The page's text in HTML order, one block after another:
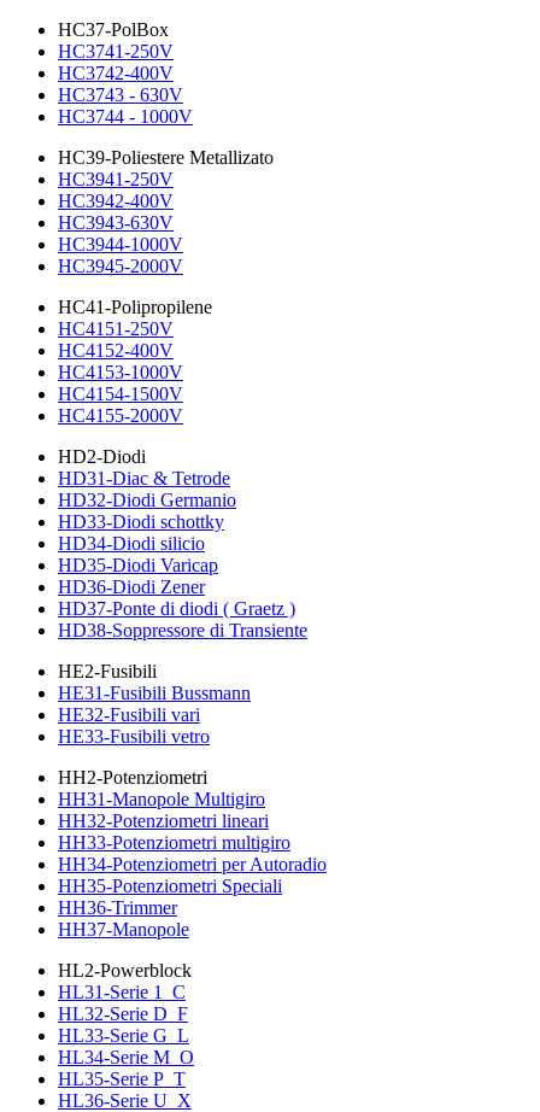
HC37-PolBox
HC3741-250V
HC3742-400V
HC3743 - 630V
HC3744 - 1000V
HC39-Poliestere Metallizato
HC3941-250V
HC3942-400V
HC3943-630V
HC3944-1000V
HC3945-2000V
HC41-Polipropilene
HC4151-250V
HC4152-400V
HC4153-1000V
HC4154-1500V
HC4155-2000V
HD2-Diodi
HD31-Diac & Tetrode
HD32-Diodi Germanio
HD33-Diodi schottky
HD34-Diodi silicio
HD35-Diodi Varicap
HD36-Diodi Zener
HD37-Ponte di diodi ( Graetz )
HD38-Soppressore di Transiente
HE2-Fusibili
HE31-Fusibili Bussmann
HE32-Fusibili vari
HE33-Fusibili vetro
HH2-Potenziometri
HH31-Manopole Multigiro
HH32-Potenziometri lineari
HH33-Potenziometri multigiro
HH34-Potenziometri per Autoradio
HH35-Potenziometri Speciali
HH36-Trimmer
HH37-Manopole
HL2-Powerblock
HL31-Serie 1_C
HL32-Serie D_F
HL33-Serie G_L
HL34-Serie M_O
HL35-Serie P_T
HL36-Serie U_X